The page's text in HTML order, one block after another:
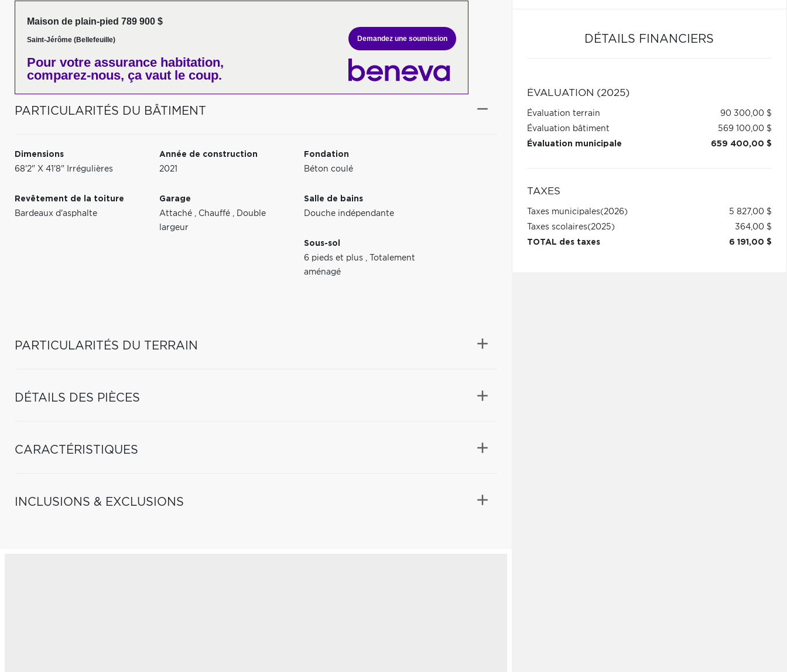
Maison de plain-pied 789 900 $
Saint-Jérôme (Bellefeuille)
Pour votre assurance habitation,
comparez-nous, ça vaut le coup.
Demandez une soumission
PARTICULARITÉS DU BÂTIMENT
Dimensions
68'2" X 41'8" Irrégulières
Année de construction
2021
Fondation
Béton coulé
Revêtement de la toiture
Bardeaux d'asphalte
Garage
Attaché , Chauffé , Double
largeur
Salle de bains
Douche indépendante
Sous-sol
6 pieds et plus ,
Totalement
aménagé
PARTICULARITÉS DU TERRAIN
DÉTAILS DES PIÈCES
CARACTÉRISTIQUES
INCLUSIONS & EXCLUSIONS
DÉTAILS FINANCIERS
ÉVALUATION (2025)
Évaluation terrain
90 300,00 $
Évaluation bâtiment
569 100,00 $
Évaluation municipale
659 400,00 $
TAXES
Taxes municipales(2026)
5 827,00 $
Taxes scolaires(2025)
364,00 $
TOTAL des taxes
6 191,00 $